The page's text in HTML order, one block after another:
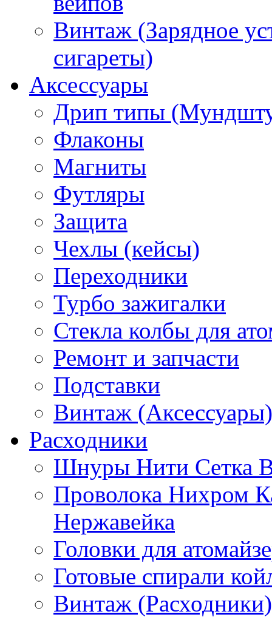
Винтаж (Зарядное
сигареты)
Аксессуары
Дрип типы
Флаконы
Магниты
Футляры
Защита
Чехлы (кейсы)
Переходники
Турбо зажигалки
Стекла колбы для
Ремонт и запчасти
Подставки
Винтаж (Аксессуары)
Расходники
Шнуры Нити Сетка
Проволока Нихром
Нержавейка
Головки для
Готовые спирали
Винтаж (Расходники)